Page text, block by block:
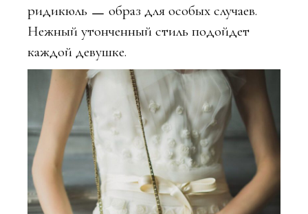
ридикюль ㅡ образ для особых случаев.
Нежный утонченный стиль подойдет
каждой девушке.